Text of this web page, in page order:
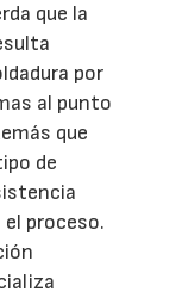
que la
por
al punto
que
de
proceso.